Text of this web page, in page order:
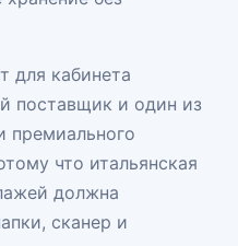
для кабинета
поставщик и один из
премиального
что итальянская
должна
сканер и